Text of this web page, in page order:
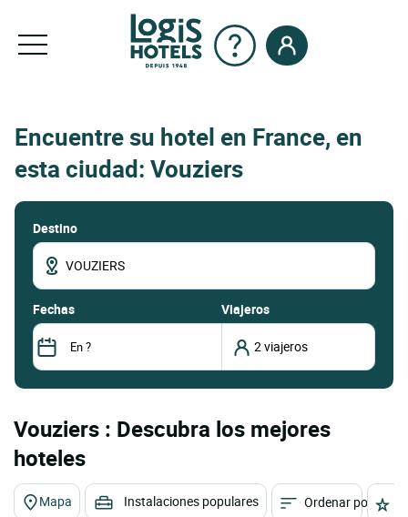
Encuentre su hotel en France, en
esta ciudad: Vouziers
Destino
fechas Viajeros
Vouziers : Descubra los mejores
hoteles
Mapa Instalaciones populares Ordenar por